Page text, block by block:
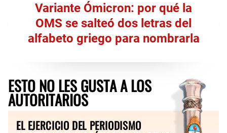
Variante Ómicron: por qué la
OMS se salteó dos letras del
alfabeto griego para nombrarla
ESTO NO LES GUSTA A LOS
AUTORITARIOS
EL EJERCICIO DEL PERIODISMO